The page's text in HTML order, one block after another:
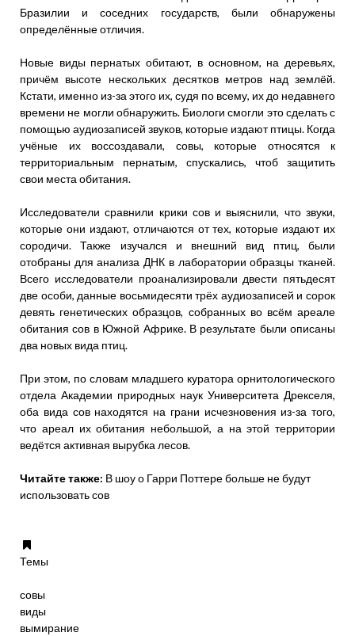
Бразилии и соседних государств, были обнаружены
определённые отличия.
Новые виды пернатых обитают, в основном, на деревьях,
причём высоте нескольких десятков метров над землёй.
Кстати, именно из-за этого их, судя по всему, их до недавнего
времени не могли обнаружить. Биологи смогли это сделать с
помощью аудиозаписей звуков, которые издают птицы. Когда
учёные их воссоздавали, совы, которые относятся к
территориальным пернатым, спускались, чтоб защитить
свои места обитания.
Исследователи сравнили крики сов и выяснили, что звуки,
которые они издают, отличаются от тех, которые издают их
сородичи. Также изучался и внешний вид птиц, были
отобраны для анализа ДНК в лаборатории образцы тканей.
Всего исследователи проанализировали двести пятьдесят
две особи, данные восьмидесяти трёх аудиозаписей и сорок
девять генетических образцов, собранных во всём ареале
обитания сов в Южной Африке. В результате были описаны
два новых вида птиц.
При этом, по словам младшего куратора орнитологического
отдела Академии природных наук Университета Дрекселя,
оба вида сов находятся на грани исчезновения из-за того,
что ареал их обитания небольшой, а на этой территории
ведётся активная вырубка лесов.
Читайте также: В шоу о Гарри Поттере больше не будут
использовать сов
Темы
совы
виды
вымирание